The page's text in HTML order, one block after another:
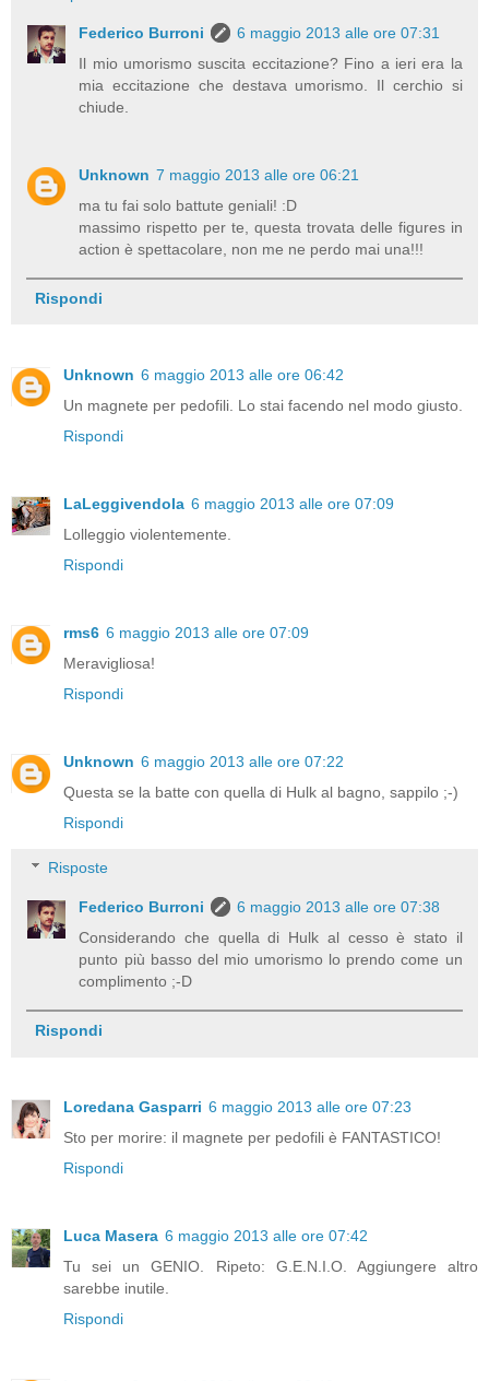
Federico Burroni
6 maggio 2013 alle ore 07:31
Il mio umorismo suscita eccitazione? Fino a ieri era la
mia eccitazione che destava umorismo. Il cerchio si
chiude.
Unknown 7 maggio 2013 alle ore 06:21
ma tu fai solo battute geniali! :D
massimo rispetto per te, questa trovata delle figures in
action è spettacolare, non me ne perdo mai una!!!
Rispondi
Unknown 6 maggio 2013 alle ore 06:42
Un magnete per pedofili. Lo stai facendo nel modo giusto.
Rispondi
LaLeggivendola 6 maggio 2013 alle ore 07:09
Lolleggio violentemente.
Rispondi
rms6 6 maggio 2013 alle ore 07:09
Meravigliosa!
Rispondi
Unknown 6 maggio 2013 alle ore 07:22
Questa se la batte con quella di Hulk al bagno, sappilo ;-)
Rispondi
Risposte
Federico Burroni
6 maggio 2013 alle ore 07:38
Considerando che quella di Hulk al cesso è stato il
punto più basso del mio umorismo lo prendo come un
complimento ;-D
Rispondi
Loredana Gasparri 6 maggio 2013 alle ore 07:23
Sto per morire: il magnete per pedofili è FANTASTICO!
Rispondi
Luca Masera 6 maggio 2013 alle ore 07:42
Tu sei un GENIO. Ripeto: G.E.N.I.O. Aggiungere altro
sarebbe inutile.
Rispondi